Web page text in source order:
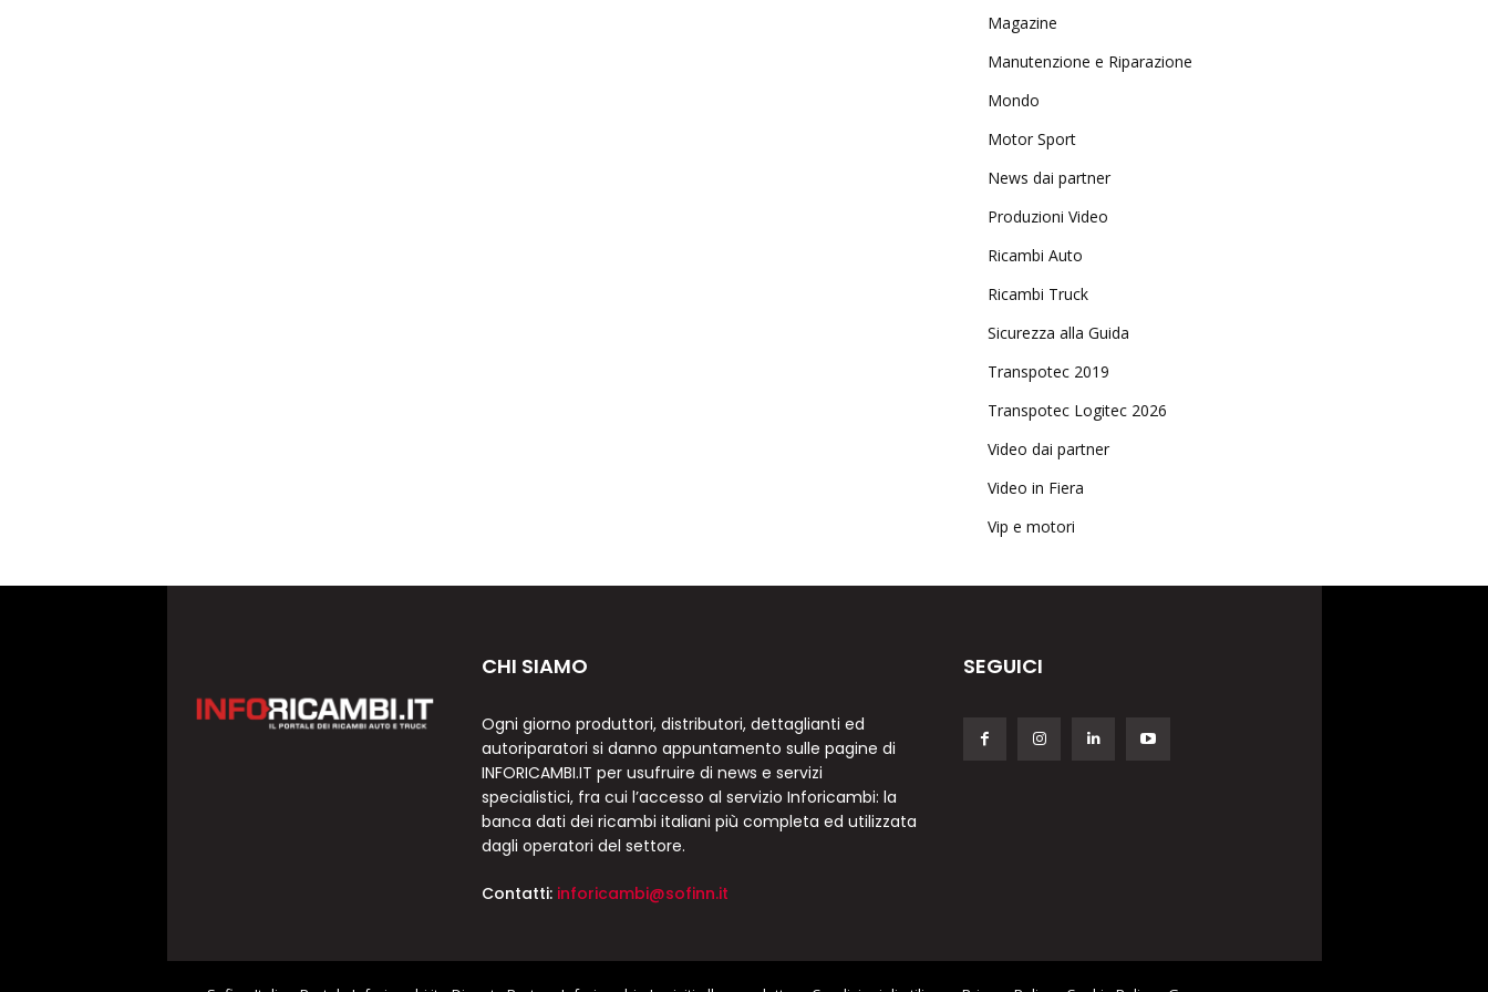
Magazine
Manutenzione e Riparazione
Mondo
Motor Sport
News dai partner
Produzioni Video
Ricambi Auto
Ricambi Truck
Sicurezza alla Guida
Transpotec 2019
Transpotec Logitec 2026
Video dai partner
Video in Fiera
Vip e motori
CHI SIAMO
Ogni giorno produttori, distributori, dettaglianti ed
autoriparatori si danno appuntamento sulle pagine di
INFORICAMBI.IT per usufruire di news e servizi
specialistici, fra cui l’accesso al servizio Inforicambi: la
banca dati dei ricambi italiani più completa ed utilizzata
dagli operatori del settore.
Contatti: inforicambi@sofinn.it
SEGUICI